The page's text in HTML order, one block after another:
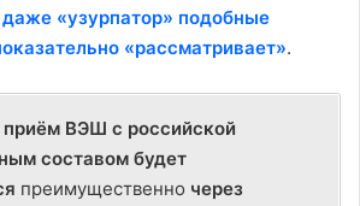
даже «узурпатор» подобные
«рассматривает».
приём ВЭШ с российской
составом будет
преимущественно через